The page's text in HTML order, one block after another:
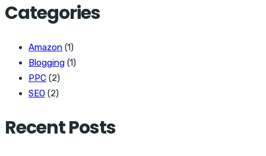
Categories
Amazon (1)
Blogging (1)
PPC (2)
SEO (2)
Recent Posts